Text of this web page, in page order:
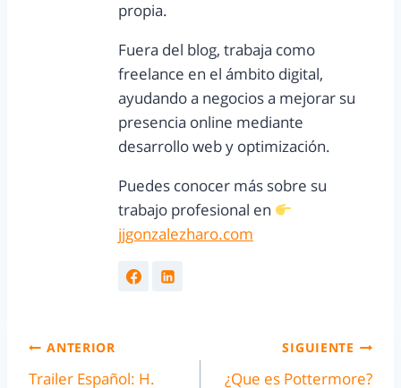
propia.
Fuera del blog, trabaja como
freelance en el ámbito digital,
ayudando a negocios a mejorar su
presencia online mediante
desarrollo web y optimización.
Puedes conocer más sobre su
trabajo profesional en
jjgonzalezharo.com
ANTERIOR
Trailer Español: H.
SIGUIENTE
¿Que es Pottermore?